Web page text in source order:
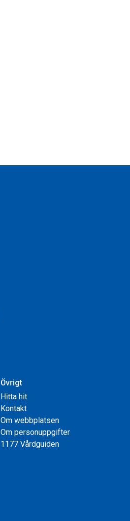
Övrigt
Hitta hit
Kontakt
Om webbplatsen
Om personuppgifter
1177 Vårdguiden